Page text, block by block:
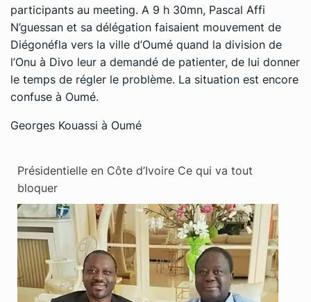
participants au meeting. A 9 h 30mn, Pascal Affi
N’guessan et sa délégation faisaient mouvement de
Diégonéfla vers la ville d’Oumé quand la division de
l’Onu à Divo leur a demandé de patienter, de lui donner
le temps de régler le problème. La situation est encore
confuse à Oumé.
Georges Kouassi à Oumé
Présidentielle en Côte d’Ivoire Ce qui va tout
bloquer